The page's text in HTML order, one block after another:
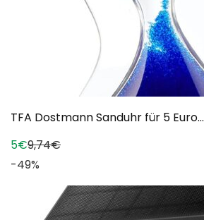
TFA Dostmann Sanduhr für 5 Euro...
5€9,74€
-49%